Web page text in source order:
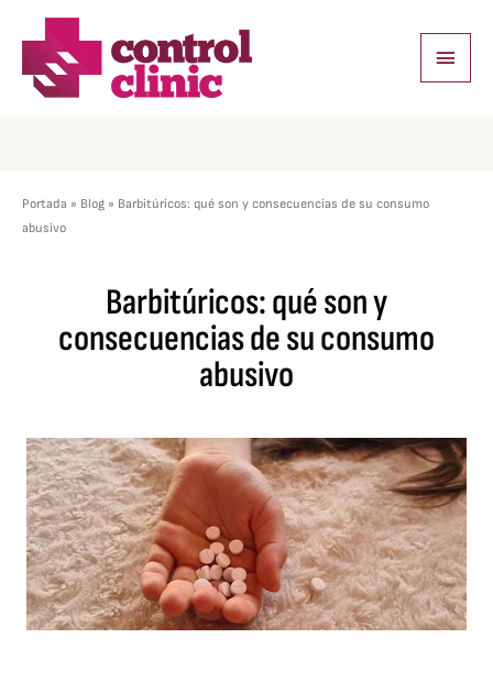
contenido
Portada » Blog » Barbitúricos: qué son y consecuencias de su consumo
abusivo
Barbitúricos: qué son y
consecuencias de su consumo
abusivo